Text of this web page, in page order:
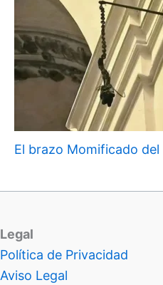
El brazo Momificado
Legal
Política de Privacidad
Aviso Legal